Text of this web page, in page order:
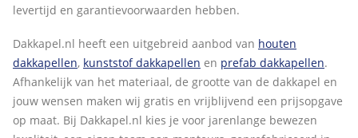
levertijd en garantievoorwaarden hebben.
Dakkapel.nl heeft een uitgebreid aanbod van houten
dakkapellen, kunststof dakkapellen en prefab dakkapellen.
Afhankelijk van het materiaal, de grootte van de dakkapel en
jouw wensen maken wij gratis en vrijblijvend een prijsopgave
op maat. Bij Dakkapel.nl kies je voor jarenlange bewezen